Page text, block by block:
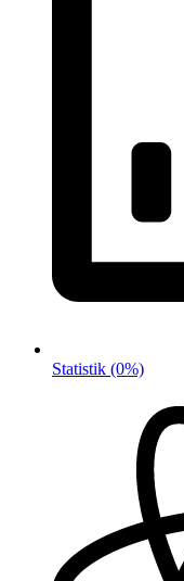
Statistik (0%)